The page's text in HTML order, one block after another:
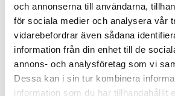
och annonserna till användarna,
för sociala medier och analysera vår
vidarebefordrar även sådana
information från din enhet till de
annons- och analysföretag som vi
Dessa kan i sin tur kombinera
information som du har tillhandahållit
Blåbär, grönt
blåklint.
70KR